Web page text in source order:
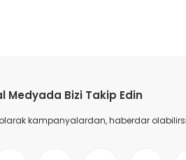
Medyada Bizi Takip Edin
olarak kampanyalardan, haberdar